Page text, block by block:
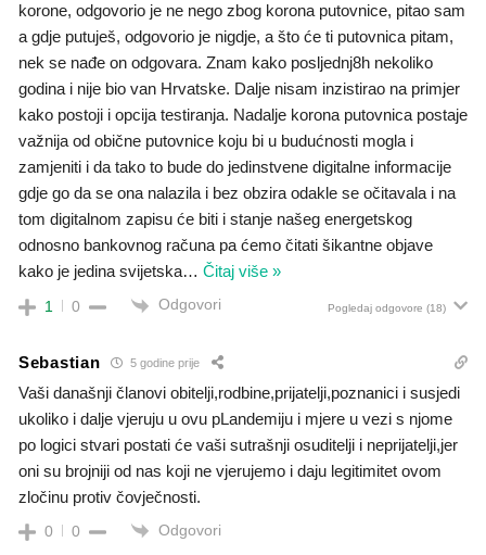
korone, odgovorio je ne nego zbog korona putovnice, pitao sam
a gdje putuješ, odgovorio je nigdje, a što će ti putovnica pitam,
nek se nađe on odgovara. Znam kako posljednj8h nekoliko
godina i nije bio van Hrvatske. Dalje nisam inzistirao na primjer
kako postoji i opcija testiranja. Nadalje korona putovnica postaje
važnija od obične putovnice koju bi u budućnosti mogla i
zamjeniti i da tako to bude do jedinstvene digitalne informacije
gdje go da se ona nalazila i bez obzira odakle se očitavala i na
tom digitalnom zapisu će biti i stanje našeg energetskog
odnosno bankovnog računa pa ćemo čitati šikantne objave
kako je jedina svijetska… Čitaj više »
1 0 Odgovori Pogledaj odgovore (18)
Sebastian 5 godine prije
Vaši današnji članovi obitelji,rodbine,prijatelji,poznanici i susjedi
ukoliko i dalje vjeruju u ovu pLandemiju i mjere u vezi s njome
po logici stvari postati će vaši sutrašnji osuditelji i neprijatelji,jer
oni su brojniji od nas koji ne vjerujemo i daju legitimitet ovom
zločinu protiv čovječnosti.
0 0 Odgovori